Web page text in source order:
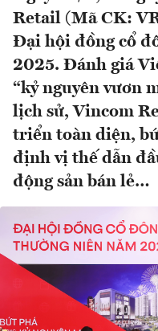
Retail (Mã CK:
Đại hội đồng cổ
2025. Đánh giá
“kỷ nguyên vươn
lịch sử, Vincom
triển toàn diện,
định vị thế dẫn
động sản bán lẻ…